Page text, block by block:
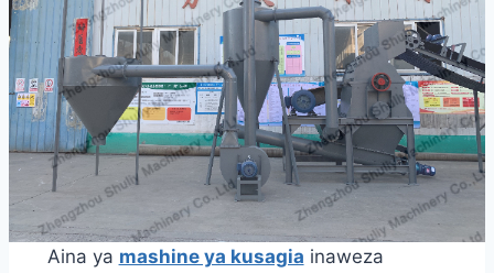
Aina ya mashine ya kusagia inaweza